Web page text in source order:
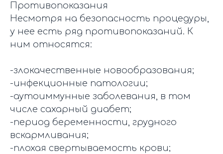
Противопоказания
Несмотря на безопасность процедуры,
у нее есть ряд противопоказаний. К
ним относятся:
-злокачественные новообразования;
-инфекционные патологии;
-аутоиммунные заболевания, в том
числе сахарный диабет;
-период беременности, грудного
вскармливания;
-плохая свертываемость крови;